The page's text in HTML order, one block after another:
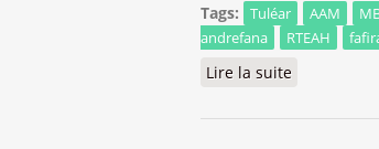
Tags:
Tuléar AAM
andrefana
RTEAH
Lire la suite